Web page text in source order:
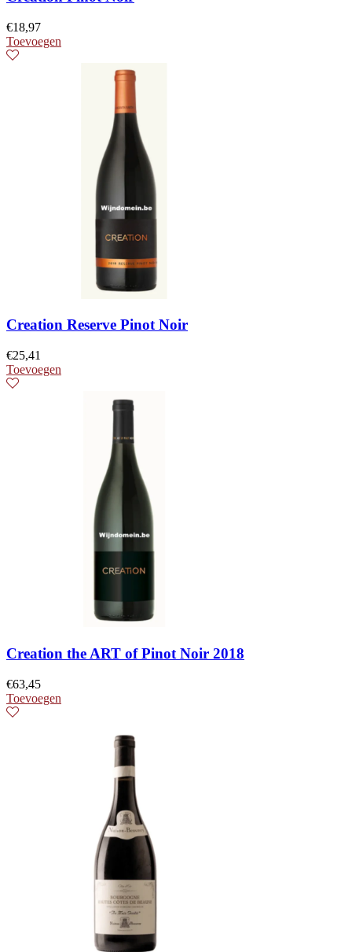
€18,97
Toevoegen
Creation Reserve Pinot Noir
€25,41
Toevoegen
Creation the ART of Pinot Noir 2018
€63,45
Toevoegen